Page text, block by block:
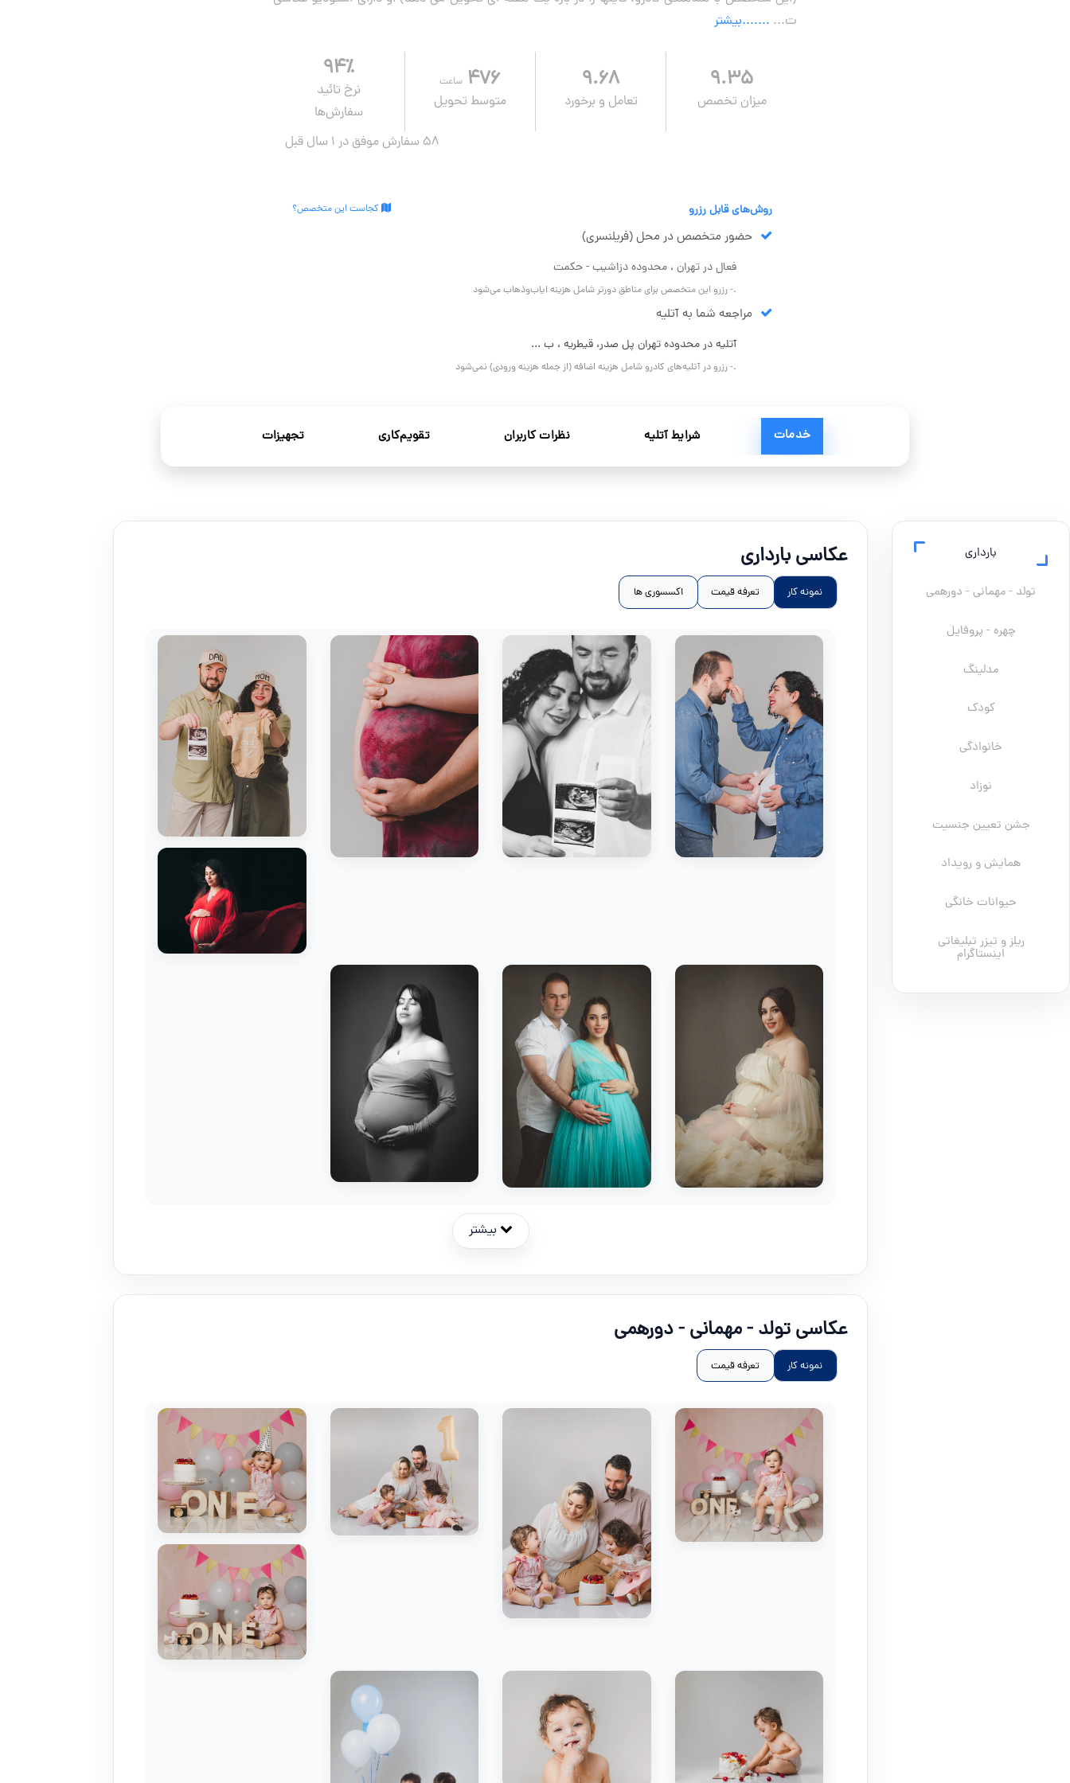
ت... .......بیشتر
۹.۳۵
میزان تخصص
۹.۶۸
تعامل و برخورد
۴۷۶ ساعت
متوسط تحویل
۹۴٪
نرخ تائید
سفارش‌ها
58 سفارش موفق در ۱ سال قبل
روش‌های قابل رزرو
حضور متخصص در محل (فریلنسری)
فعال در تهران ، محدوده دزاشیب - حکمت
.- رزرو این متخصص برای مناطق دورتر شامل هزینه ایاب‌وذهاب می‌شود
کجاست این متخصص؟
مراجعه شما به آتلیه
آتلیه در محدوده تهران پل صدر، قیطریه ، ب ...
.- رزرو در آتلیه‌های کادرو شامل هزینه اضافه (از جمله هزینه ورودی) نمی‌شود
خدمات شرایط آتلیه نظرات کاربران تقویم‌کاری تجهیزات
بارداری
تولد - مهمانی - دورهمی
چهره - پروفایل
مدلینگ
کودک
خانوادگی
نوزاد
جشن تعیین جنسیت
همایش و رویداد
حیوانات خانگی
ریلز و تیزر تبلیغاتی
اینستاگرام
عکاسی بارداری
نمونه کار تعرفه قیمت اکسسوری ها
بیشتر
عکاسی تولد - مهمانی - دورهمی
نمونه کار تعرفه قیمت